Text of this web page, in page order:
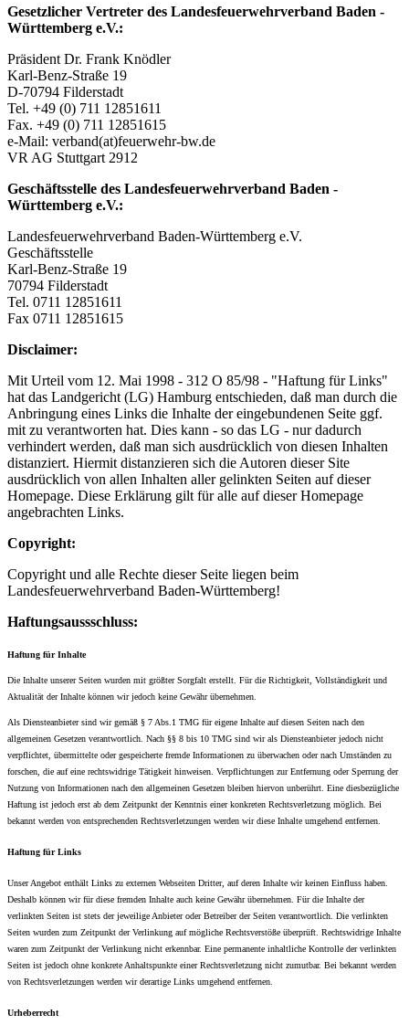
Gesetzlicher Vertreter des Landesfeuerwehrverband Baden -
Württemberg e.V.:
Präsident Dr. Frank Knödler
Karl-Benz-Straße 19
D-70794 Filderstadt
Tel. +49 (0) 711 12851611
Fax. +49 (0) 711 12851615
e-Mail: verband(at)feuerwehr-bw.de
VR AG Stuttgart 2912
Geschäftsstelle des Landesfeuerwehrverband Baden -
Württemberg e.V.:
Landesfeuerwehrverband Baden-Württemberg e.V.
Geschäftsstelle
Karl-Benz-Straße 19
70794 Filderstadt
Tel. 0711 12851611
Fax 0711 12851615
Disclaimer:
Mit Urteil vom 12. Mai 1998 - 312 O 85/98 - "Haftung für Links"
hat das Landgericht (LG) Hamburg entschieden, daß man durch die
Anbringung eines Links die Inhalte der eingebundenen Seite ggf.
mit zu verantworten hat. Dies kann - so das LG - nur dadurch
verhindert werden, daß man sich ausdrücklich von diesen Inhalten
distanziert. Hiermit distanzieren sich die Autoren dieser Site
ausdrücklich von allen Inhalten aller gelinkten Seiten auf dieser
Homepage. Diese Erklärung gilt für alle auf dieser Homepage
angebrachten Links.
Copyright:
Copyright und alle Rechte dieser Seite liegen beim
Landesfeuerwehrverband Baden-Württemberg!
Haftungsaussschluss:
Haftung für Inhalte
Die Inhalte unserer Seiten wurden mit größter Sorgfalt erstellt. Für die Richtigkeit, Vollständigkeit und
Aktualität der Inhalte können wir jedoch keine Gewähr übernehmen.
Als Diensteanbieter sind wir gemäß § 7 Abs.1 TMG für eigene Inhalte auf diesen Seiten nach den
allgemeinen Gesetzen verantwortlich. Nach §§ 8 bis 10 TMG sind wir als Diensteanbieter jedoch nicht
verpflichtet, übermittelte oder gespeicherte fremde Informationen zu überwachen oder nach Umständen zu
forschen, die auf eine rechtswidrige Tätigkeit hinweisen. Verpflichtungen zur Entfernung oder Sperrung der
Nutzung von Informationen nach den allgemeinen Gesetzen bleiben hiervon unberührt. Eine diesbezügliche
Haftung ist jedoch erst ab dem Zeitpunkt der Kenntnis einer konkreten Rechtsverletzung möglich. Bei
bekannt werden von entsprechenden Rechtsverletzungen werden wir diese Inhalte umgehend entfernen.
Haftung für Links
Unser Angebot enthält Links zu externen Webseiten Dritter, auf deren Inhalte wir keinen Einfluss haben.
Deshalb können wir für diese fremden Inhalte auch keine Gewähr übernehmen. Für die Inhalte der
verlinkten Seiten ist stets der jeweilige Anbieter oder Betreiber der Seiten verantwortlich. Die verlinkten
Seiten wurden zum Zeitpunkt der Verlinkung auf mögliche Rechtsverstöße überprüft. Rechtswidrige Inhalte
waren zum Zeitpunkt der Verlinkung nicht erkennbar. Eine permanente inhaltliche Kontrolle der verlinkten
Seiten ist jedoch ohne konkrete Anhaltspunkte einer Rechtsverletzung nicht zumutbar. Bei bekannt werden
von Rechtsverletzungen werden wir derartige Links umgehend entfernen.
Urheberrecht